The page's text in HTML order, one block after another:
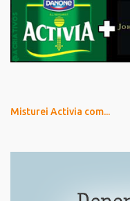
Misturei Activia com...